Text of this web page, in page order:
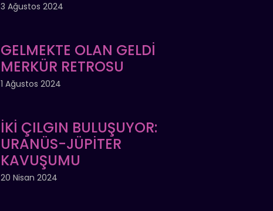
3 Ağustos 2024
GELMEKTE OLAN GELDİ
MERKÜR RETROSU
1 Ağustos 2024
İKİ ÇILGIN BULUŞUYOR:
URANÜS-JÜPİTER
KAVUŞUMU
20 Nisan 2024